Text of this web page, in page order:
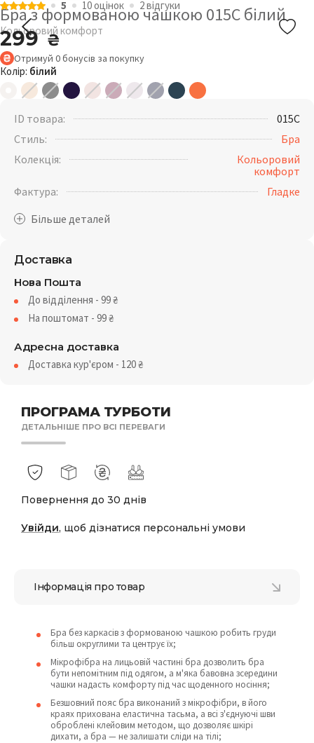
5 10 оцiнок 2 відгуки
Бра з формованою чашкою 015C білий
Кольоровий комфорт
299₴
Отримуй 0бонусів за покупку
Колір: білий
ПРОГРАМА ТУРБОТИ
ДЕТАЛЬНІШЕ ПРО ВСІ ПЕРЕВАГИ
Повернення до 30 днів
Увійди, щоб дізнатися персональні умови
ID товара:
015C
Стиль:
Бра
Колекція:
Кольоровий
комфорт
Фактура:
Гладке
Доставка
Нова Пошта
До відділення - 99₴
На поштомат - 99₴
Адресна доставка
Доставка кур'єром - 120₴
Інформація про товар
Бра без каркасів з формованою чашкою робить груди
більш округлими та центрує їх;
Мікрофібра на лицьовій частині бра дозволить бра
бути непомітним під одягом, а м'яка бавовна зсередини
чашки надасть комфорту під час щоденного носіння;
Безшовний пояс бра виконаний з мікрофібри, в його
краях прихована еластична тасьма, а всі з'єднуючі шви
оброблені клейовим методом, що дозволяє шкірі
дихати, а бра — не залишати сліди на тілі;